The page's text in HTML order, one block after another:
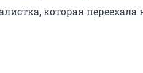
которая